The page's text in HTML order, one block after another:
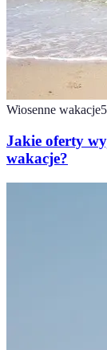
Wiosenne wakacje5
Jakie oferty
wakacje?